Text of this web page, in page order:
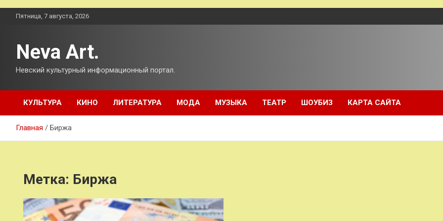
ПерейтиПятница, 7 августа, 2026
Neva Art.
Невский культурный информационный портал.
КУЛЬТУРА КИНО ЛИТЕРАТУРА МОДА МУЗЫКА ТЕАТР ШОУБИЗ КАРТА САЙТА
Главная Биржа
Метка: Биржа